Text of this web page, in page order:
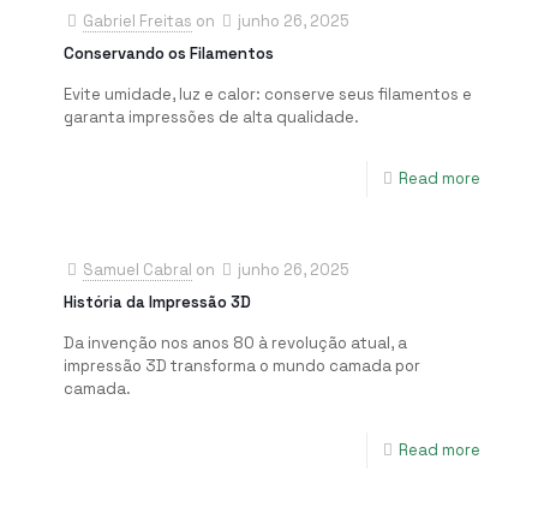
Gabriel Freitas on
junho 26, 2025
Conservando os Filamentos
Evite umidade, luz e calor: conserve seus filamentos e
garanta impressões de alta qualidade.
Read more
Samuel Cabral on
junho 26, 2025
História da Impressão 3D
Da invenção nos anos 80 à revolução atual, a
impressão 3D transforma o mundo camada por
camada.
Read more